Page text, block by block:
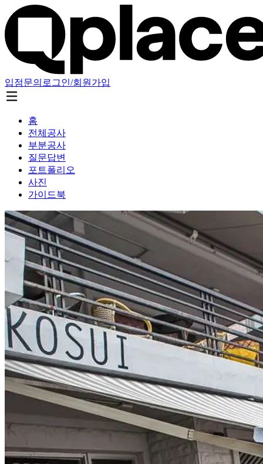
입점문의 로그인/회원가입
홈
전체공사
부분공사
질문답변
포트폴리오
사진
가이드북